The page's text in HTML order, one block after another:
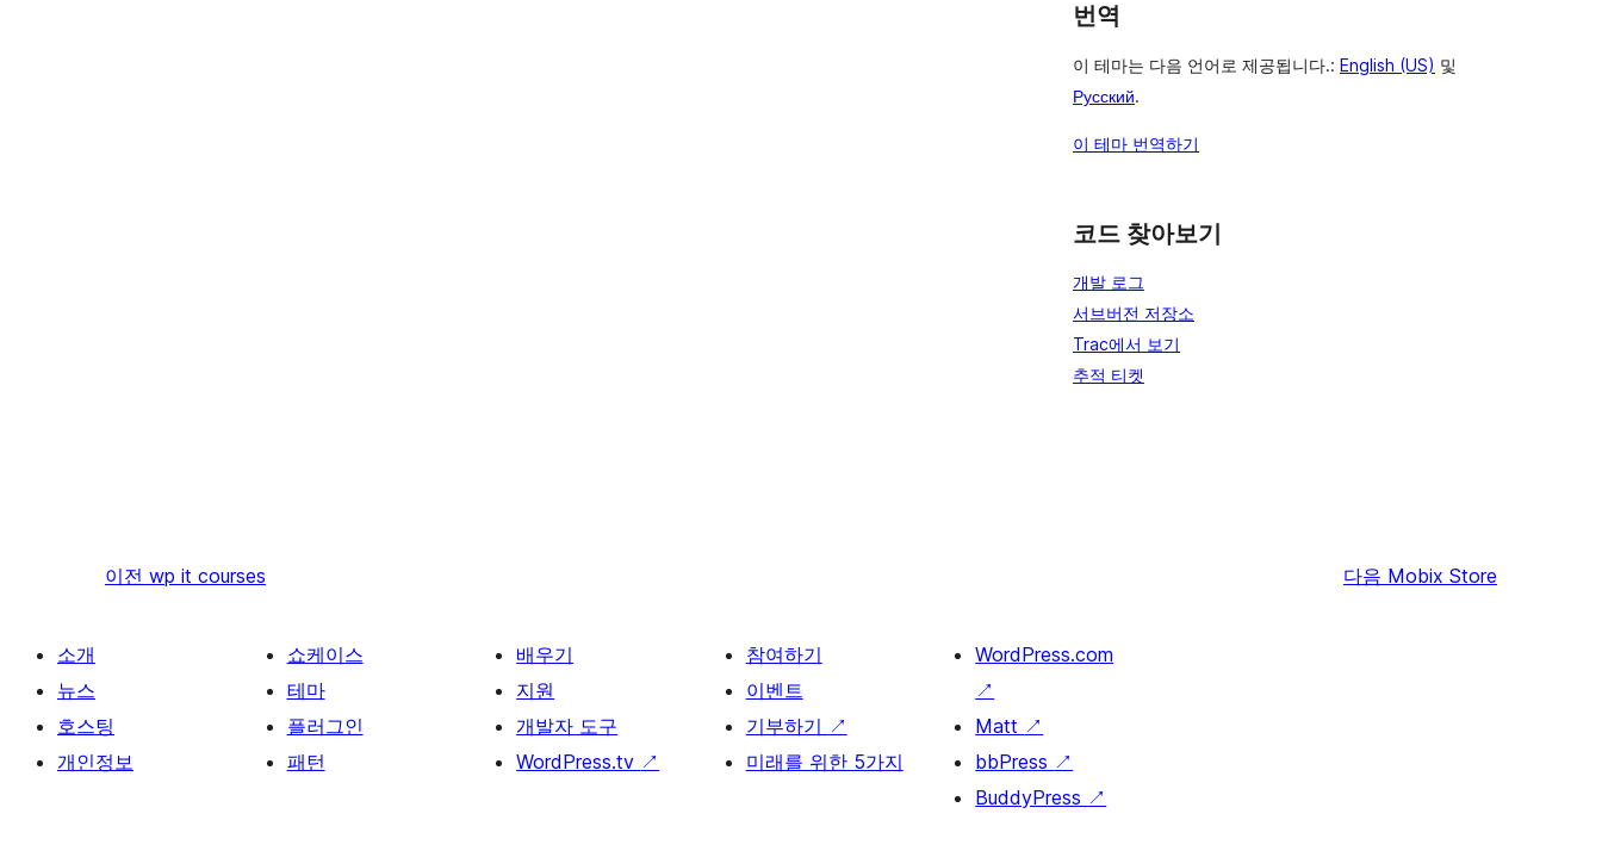
번역
이 테마는 다음 언어로 제공됩니다.: English (US) 및
Русский.
이 테마 번역하기
코드 찾아보기
개발 로그
서브버전 저장소
Trac에서 보기
추적 티켓
이전 wp it courses 다음 Mobix Store
소개
뉴스
호스팅
개인정보
쇼케이스
테마
플러그인
패턴
배우기
지원
개발자 도구
WordPress.tv ↗
참여하기
이벤트
기부하기 ↗
미래를 위한 5가지
WordPress.com
↗
Matt ↗
bbPress ↗
BuddyPress ↗